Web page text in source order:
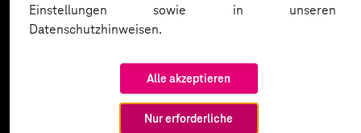
Einstellungen sowie in unseren
Datenschutzhinweisen.
Alle akzeptieren
Nur erforderliche